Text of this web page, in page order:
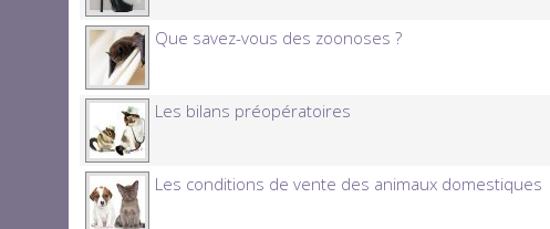
Que savez-vous des zoonoses ?
Les bilans préopératoires
Les conditions de vente des animaux domestiques